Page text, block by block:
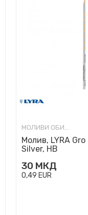
МОЛИВИ ОБИЧНИ
Молив, LYRA
Silver, HB
30 МКД
0,49 EUR